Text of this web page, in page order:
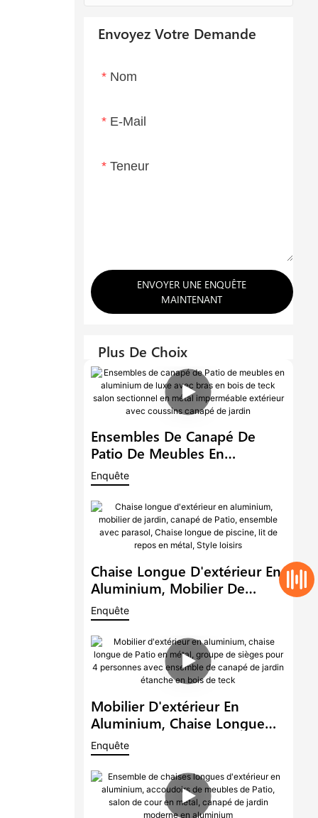
Envoyez Votre Demande
Nom
E-Mail
Teneur
ENVOYER UNE ENQUÊTE
MAINTENANT
Plus De Choix
Ensembles De Canapé De
Patio De Meubles En
Aluminium De Luxe Avec Bras
En Bois De Teck Salon
Sectionnel En Métal
Imperméable Extérieur Avec
Coussins Canapé De Jardin
Enquête
Chaise Longue D'extérieur En
Aluminium, Mobilier De
Jardin, Canapé De Patio,
Ensemble Avec Parasol,
Chaise Longue De Piscine, Lit
De Repos En Métal, Style
Loisirs
Enquête
Mobilier D'extérieur En
Aluminium, Chaise Longue
De Patio En Métal, Groupe De
Sièges Pour 4 Personnes Avec
Ensemble De Canapé De
Jardin Étanche En Bois De
Teck
Enquête